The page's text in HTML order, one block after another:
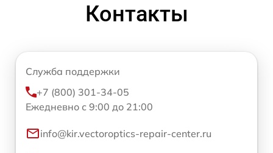
Контакты
Служба поддержки
+7 (800) 301-34-05
Ежедневно с 9:00 до 21:00
info@kir.vectoroptics-repair-center.ru